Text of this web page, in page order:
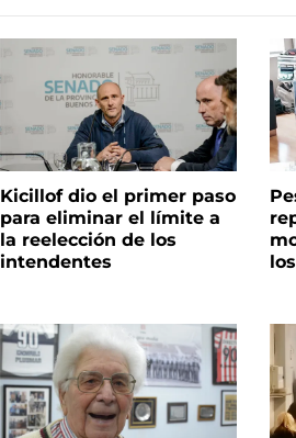
Kicillof dio el primer paso
para eliminar el límite a
la reelección de los
intendentes